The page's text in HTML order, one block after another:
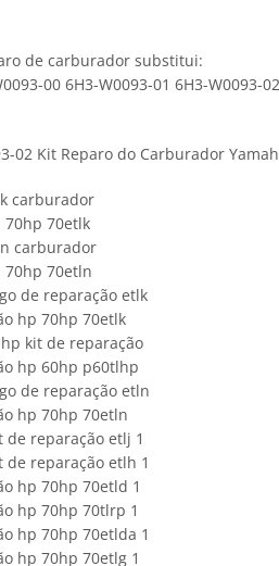
de carburador substitui:
00 6H3-W0093-01 6H3-W0093-02
02 Kit Reparo do Carburador
carburador
70etlk
carburador
70etln
de reparação etlk
hp 70hp 70etlk
kit de reparação
hp 60hp p60tlhp
de reparação etln
hp 70hp 70etln
de reparação etlj 1
de reparação etlh 1
hp 70hp 70etld 1
hp 70hp 70tlrp 1
hp 70hp 70etlda 1
hp 70hp 70etlg 1